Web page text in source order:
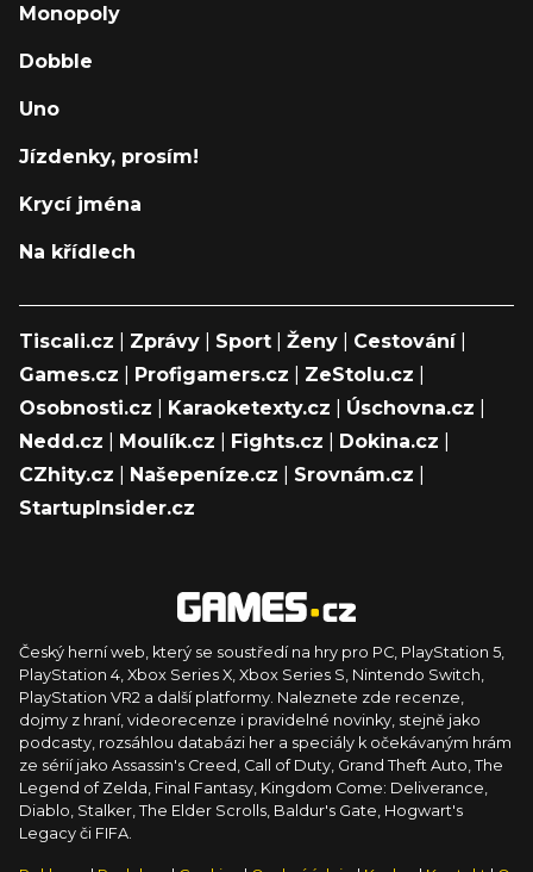
Monopoly
Dobble
Uno
Jízdenky, prosím!
Krycí jména
Na křídlech
Tiscali.cz Zprávy Sport Ženy Cestování|
Games.cz
Profigamers.cz ZeStolu.cz
Osobnosti.cz
Karaoketexty.cz Úschovna.cz
Nedd.cz
Moulík.cz Fights.cz Dokina.cz
CZhity.cz
Našepeníze.cz Srovnám.cz
StartupInsider.cz
Český herní web, který se soustředí na hry pro PC, PlayStation 5,
PlayStation 4, Xbox Series X, Xbox Series S, Nintendo Switch,
PlayStation VR2 a další platformy. Naleznete zde recenze,
dojmy z hraní, videorecenze i pravidelné novinky, stejně jako
podcasty, rozsáhlou databázi her a speciály k očekávaným hrám
ze sérií jako Assassin's Creed, Call of Duty, Grand Theft Auto, The
Legend of Zelda, Final Fantasy, Kingdom Come: Deliverance,
Diablo, Stalker, The Elder Scrolls, Baldur's Gate, Hogwart's
Legacy či FIFA.